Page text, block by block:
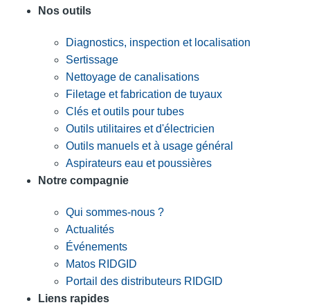
Nos outils
Diagnostics, inspection et localisation
Sertissage
Nettoyage de canalisations
Filetage et fabrication de tuyaux
Clés et outils pour tubes
Outils utilitaires et d'électricien
Outils manuels et à usage général
Aspirateurs eau et poussières
Notre compagnie
Qui sommes-nous ?
Actualités
Événements
Matos RIDGID
Portail des distributeurs RIDGID
Liens rapides